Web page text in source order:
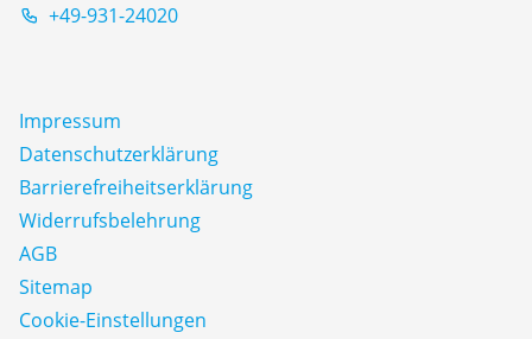
+49-931-24020
Impressum
Datenschutz­erklärung
Barrierefreiheitserklärung
Widerrufsbelehrung
AGB
Sitemap
Cookie-Einstellungen